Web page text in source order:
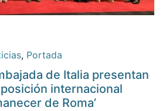
, Portada
de Italia presentan
internacional
de Roma’